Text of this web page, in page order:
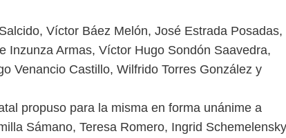
Víctor Báez Melón, José Estrada Posadas,
Inzunza Armas, Víctor Hugo Sondón Saavedra,
Venancio Castillo, Wilfrido Torres González y
propuso para la misma en forma unánime a
Sámano, Teresa Romero, Ingrid Schemelensky